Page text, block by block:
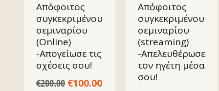
Απόφοιτος
συγκεκριμένου
σεμιναρίου
(Online)
-Απογείωσε τις
σχέσεις σου!
€200.00 €100.00
Απόφοιτος
συγκεκριμένου
σεμιναρίου
(streaming)
-Απελευθέρωσε
τον ηγέτη μέσα
σου!